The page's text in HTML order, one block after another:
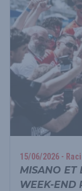
15/06/2026 -
MISANO ET
WEEK-END